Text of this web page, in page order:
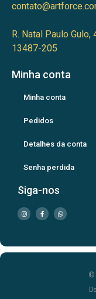
R. Natal Paulo
13487-205
Minha conta
Minha conta
Pedidos
Detalhes da conta
Senha perdida
Siga-nos
©